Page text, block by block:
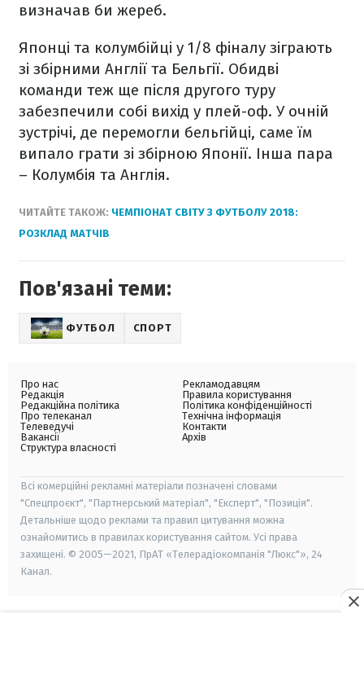
визначав би жереб.
Японці та колумбійці у 1/8 фіналу зіграють
зі збірними Англії та Бельгії. Обидві
команди теж ще після другого туру
забезпечили собі вихід у плей-оф. У очній
зустрічі, де перемогли бельгійці, саме їм
випало грати зі збірною Японії. Інша пара
– Колумбія та Англія.
ЧИТАЙТЕ ТАКОЖ: ЧЕМПІОНАТ СВІТУ З ФУТБОЛУ 2018:
РОЗКЛАД МАТЧІВ
Пов'язані теми:
ФУТБОЛ СПОРТ
Про нас
Редакція
Редакційна політика
Про телеканал
Телеведучі
Вакансії
Структура власності
Рекламодавцям
Правила користування
Політика конфіденційності
Технічна інформація
Контакти
Архів
Всі комерційні рекламні матеріали позначені словами
"Спецпроєкт", "Партнерський матеріал", "Експерт", "Позиція".
Детальніше щодо реклами та правил цитування можна
ознайомитись в правилах користування сайтом. Усі права
захищені. © 2005—2021, ПрАТ «Телерадіокомпанія "Люкс"», 24
Канал.